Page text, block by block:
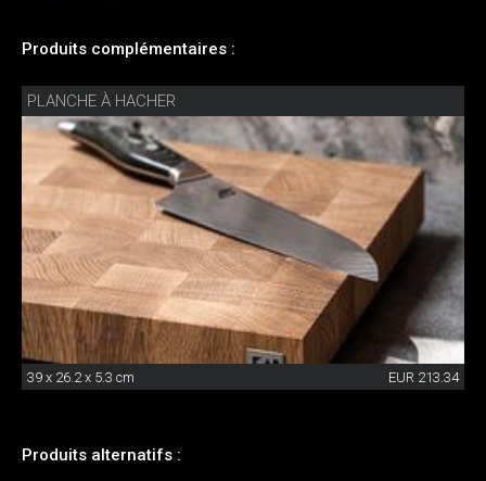
Produits complémentaires :
PLANCHE À HACHER
39 x 26.2 x 5.3 cm EUR 213.34
Produits alternatifs :